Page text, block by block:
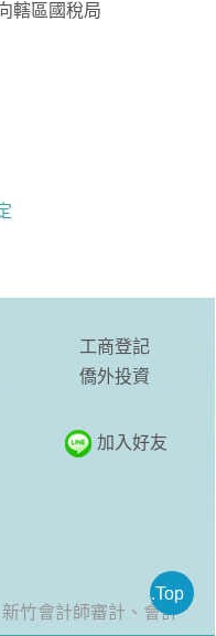
轄區國稅局
.Top
工商登記
僑外投資
加入好友
師審計、會計